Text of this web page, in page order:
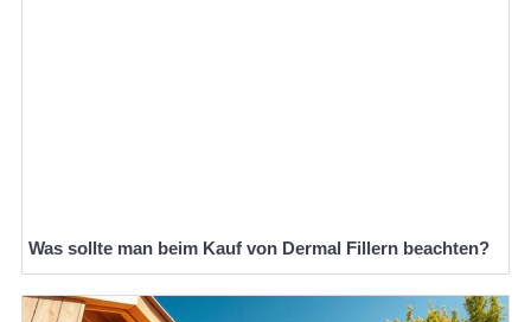
Was sollte man beim Kauf von Dermal Fillern beachten?